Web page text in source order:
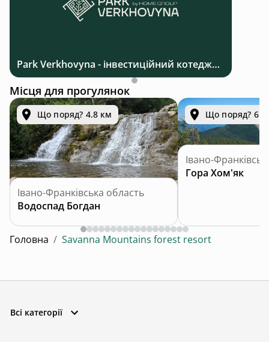
Park Verkhovyna - інвестиційний котеджний комплекс біля Верховини в Карпатах
Місця для прогулянок
Що поряд? 4.8 км
Івано-Франківська область
Водоспад Богдан
Що поряд? 6.7
Івано-
Гора Хом'як
Головна / Savanna Mountains forest resort
Всі категорії